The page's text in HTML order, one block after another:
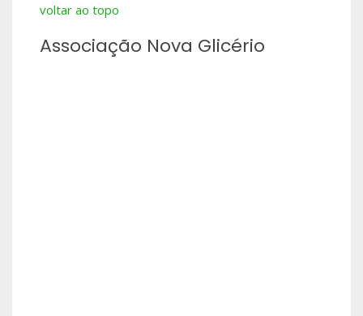
voltar ao topo
Associação Nova Glicério